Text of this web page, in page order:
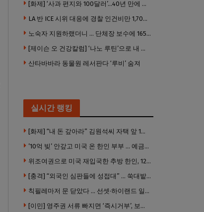
[화제] ‘사과 편지와 100달러’…40년 만에 훔친 책 돌려준 절도범
LA 반 ICE 시위 대응에 경찰 인건비만 1,700만 달러 썼다.
노숙자 지원하랬더니 … 단체장 보수에 165만 달러 ‘펑펑’
[제이슨 오 건강칼럼] ‘나노 루틴’으로 내 몸 기적 만들기
산타바바라 동물원 레서판다 ‘루비’ 숨져
실시간 랭킹
[화제] “내 돈 갚아라” 김원석씨 자택 앞 1인 광대 시위 … 한인 투자사, “108만 달러 못받아”
’10억 빚’ 안갚고 미국 온 한인 부부 … 예금보험공사, 미국서 소송
위조여권으로 미국 재입국한 추방 한인, 120만 달러 은행 사기 행각
[충격] “외국인 심판들에 성접대” … 쑥대밭된 축협 어디까지 추락하나
칙필레마저 문 닫았다 … 선셋·하이랜드 일대 ‘황량한 거리’로
[이민] 영주권 서류 빠지면 ‘즉시거부’, 보완기회 없다 … 이민심사 8월부터 확 바뀐다